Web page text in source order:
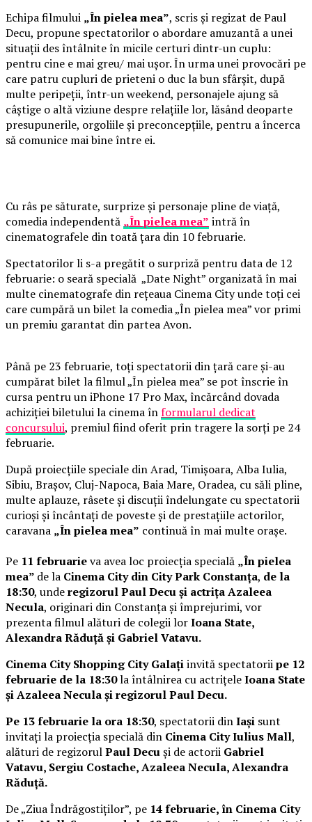
Echipa filmului „În pielea mea”, scris și regizat de Paul
Decu, propune spectatorilor o abordare amuzantă a unei
situații des întâlnite în micile certuri dintr-un cuplu:
pentru cine e mai greu/ mai ușor. În urma unei provocări pe
care patru cupluri de prieteni o duc la bun sfârșit, după
multe peripeții, într-un weekend, personajele ajung să
câștige o altă viziune despre relațiile lor, lăsând deoparte
presupunerile, orgoliile și preconcepțiile, pentru a încerca
să comunice mai bine între ei.
Cu râs pe săturate, surprize și personaje pline de viață,
comedia independentă „În pielea mea” intră în
cinematografele din toată țara din 10 februarie.
Spectatorilor li s-a pregătit o surpriză pentru data de 12
februarie: o seară specială „Date Night” organizată în mai
multe cinematografe din rețeaua Cinema City unde toți cei
care cumpără un bilet la comedia „În pielea mea” vor primi
un premiu garantat din partea Avon.
Până pe 23 februarie, toți spectatorii din țară care și-au
cumpărat bilet la filmul „În pielea mea” se pot înscrie în
cursa pentru un iPhone 17 Pro Max, încărcând dovada
achiziției biletului la cinema înformularul dedicat
concursului, premiul fiind oferit prin tragere la sorți pe 24
februarie.
După proiecțiile speciale din Arad, Timișoara, Alba Iulia,
Sibiu, Brașov, Cluj-Napoca, Baia Mare, Oradea, cu săli pline,
multe aplauze, râsete și discuții îndelungate cu spectatorii
curioși și încântați de poveste și de prestațiile actorilor,
caravana „În pielea mea” continuă în mai multe orașe.
Pe 11 februarieva avea loc proiecția specială „În pielea
mea” de la Cinema City din City Park Constanța, de la
18:30, underegizorul Paul Decu și actrița Azaleea
Necula, originari din Constanța și împrejurimi, vor
prezenta filmul alături de colegii lorIoana State,
Alexandra Răduță și Gabriel Vatavu.
Cinema City Shopping City Galațiinvită spectatoriipe 12
februarie de la 18:30la întâlnirea cu actrițeleIoana State
și Azaleea Necula și regizorul Paul Decu.
Pe 13 februarie la ora 18:30, spectatorii dinIași sunt
invitați la proiecția specială din Cinema City Iulius Mall,
alături de regizorulPaul Decuși de actorii Gabriel
Vatavu, Sergiu Costache, Azaleea Necula, Alexandra
Răduță.
De „Ziua Îndrăgostiților”, pe 14 februarie, în Cinema City